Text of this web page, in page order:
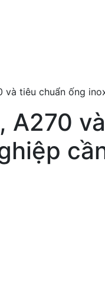
và tiêu chuẩn ống
A270